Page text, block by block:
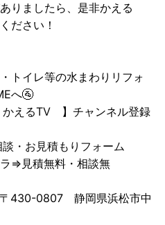
りましたら、是非かえる
ださい！
トイレ等の水まわりリフォ
へ🚰
かえるTV】チャンネル登録
・お見積もりフォーム
⇒見積無料・相談無
430-0807 静岡県浜松市中